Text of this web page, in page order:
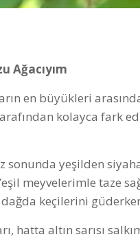
Ağacıyım
en büyükleri
kolayca fark
yeşilden
meyvelerimle taze
keçilerini
hatta altın sarısı